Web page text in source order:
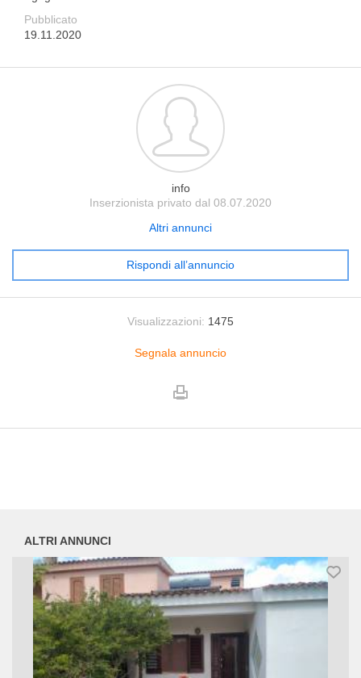
Pubblicato
19.11.2020
info
Inserzionista privato dal 08.07.2020
Altri annunci
Rispondi all’annuncio
Visualizzazioni: 1475
Segnala annuncio
ALTRI ANNUNCI